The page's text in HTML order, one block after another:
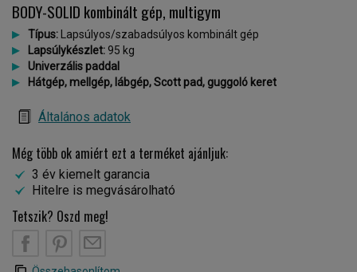
BODY-SOLID kombinált gép, multigym
Típus: Lapsúlyos/szabadsúlyos kombinált gép
Lapsúlykészlet: 95 kg
Univerzális paddal
Hátgép, mellgép, lábgép, Scott pad, guggoló keret
Általános adatok
Még több ok amiért ezt a terméket ajánljuk:
3 év kiemelt garancia
Hitelre is megvásárolható
Tetszik? Oszd meg!